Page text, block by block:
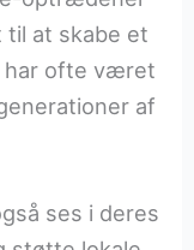
til at skabe et
har ofte været
af
ses i deres